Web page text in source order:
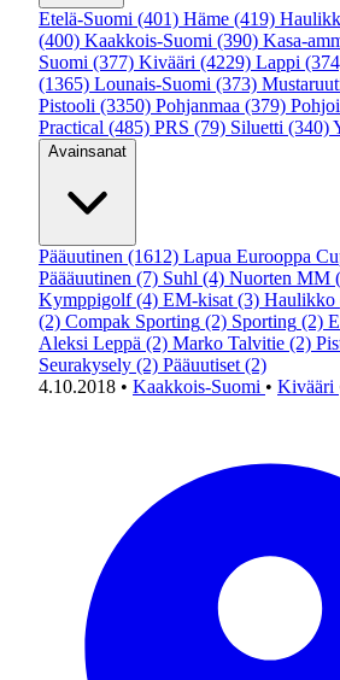
Etelä-Suomi (401) Häme (419)
(400) Kaakkois-Suomi (390) Kasa-
Suomi (377) Kivääri (4229) Lappi
(1365) Lounais-Suomi (373)
Pistooli (3350) Pohjanmaa (379)
Practical (485) PRS (79) Siluetti (340)
Avainsanat
Pääuutinen (1612) Lapua Eurooppa
Päääuutinen (7) Suhl (4) Nuorten MM
Kymppigolf (4) EM-kisat (3) Haulikko
(2) Compak Sporting (2) Sporting (2)
Aleksi Leppä (2) Marko Talvitie (2)
Seurakysely (2) Pääuutiset (2)
4.10.2018 • Kaakkois-Suomi • Kivääri